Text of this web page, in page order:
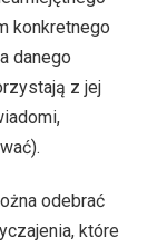
konkretnego
danego
z jej
odebrać
które